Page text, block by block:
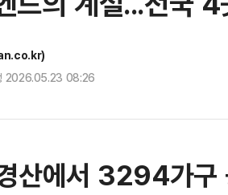
2026.05.23 08:26
경산에서 3294가구